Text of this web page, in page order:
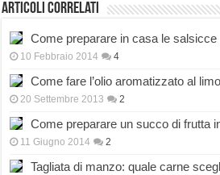
Articoli correlati
Come preparare in casa le salsicce
10 Febbraio 2014 4
Come fare l’olio aromatizzato al
20 Settembre 2013 2
Come preparare un succo di frutta
11 Giugno 2014 2
Tagliata di manzo: quale carne